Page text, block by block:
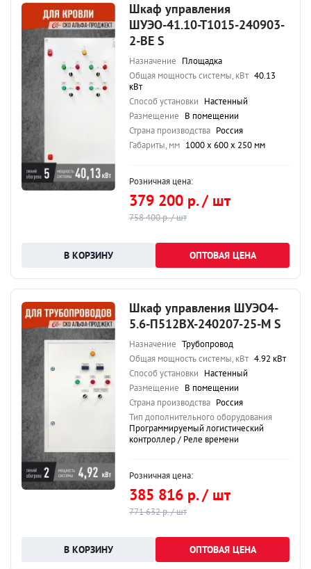
Шкаф управления
ШУЭО-41.10-Т1015-240903-
2-ВЕ S
Назначение Площадка
Общая мощность системы, кВт 40.13
кВт
Способ установки Настенный
Размещение В помещении
Страна производства Россия
Габариты, мм 1000 х 600 х 250 мм
Розничная цена:
379 200 р. / шт
758 400 р. / шт
ОПТОВАЯ ЦЕНА
Шкаф управления ШУЭО4-
5.6-П512ВХ-240207-25-М S
Назначение Трубопровод
Общая мощность системы, кВт 4.92 кВт
Способ установки Настенный
Размещение В помещении
Страна производства Россия
Тип дополнительного оборудования
Программируемый логистический
контроллер / Реле времени
Розничная цена:
385 816 р. / шт
771 632 р. / шт
ОПТОВАЯ ЦЕНА